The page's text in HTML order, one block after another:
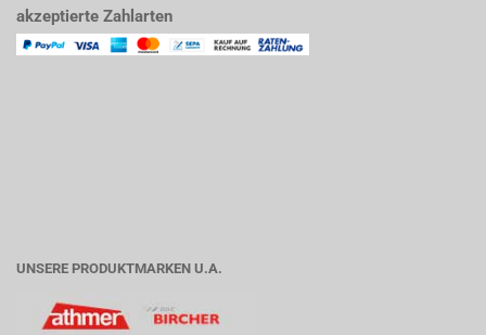
akzeptierte Zahlarten
UNSERE PRODUKTMARKEN U.A.